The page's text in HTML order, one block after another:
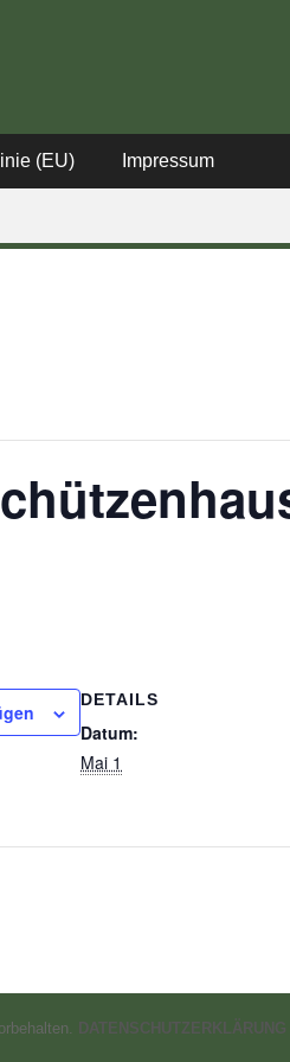
(EU) Impressum
DETAILS
Datum:
Mai 1
DATENSCHUTZERKLÄRUNG